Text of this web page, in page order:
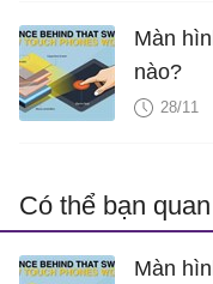
Màn
nào?
28/11
Có thể bạn
Màn